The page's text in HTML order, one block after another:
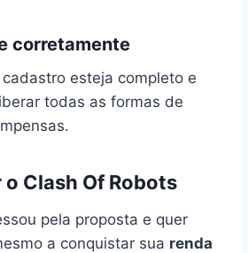
corretamente
esteja completo e
todas as formas de
Clash Of Robots
pela proposta e quer
a conquistar sua renda